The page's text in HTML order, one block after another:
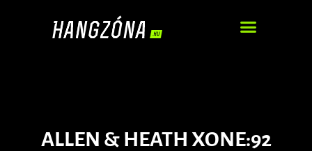
ALLEN & HEATH XONE:92